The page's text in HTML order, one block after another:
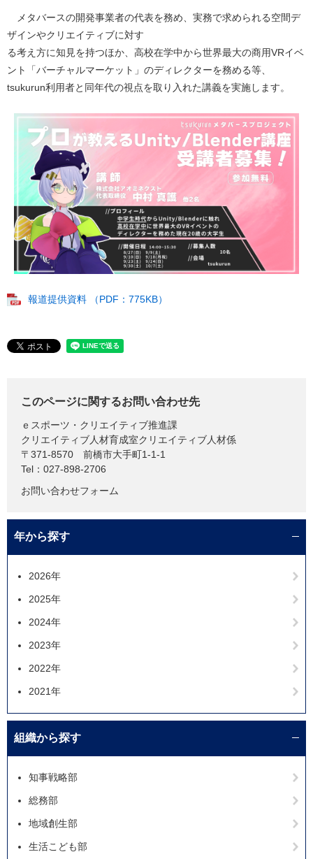
メタバースの開発事業者の代表を務め、実務で求められる空間デ
ザインやクリエイティブに対す
る考え方に知見を持つほか、高校在学中から世界最大の商用VRイベ
ント「バーチャルマーケット」のディレクターを務める等、
tsukurun利用者と同年代の視点を取り入れた講義を実施します。
報道提供資料 （PDF：775KB）
このページに関するお問い合わせ先
ｅスポーツ・クリエイティブ推進課
クリエイティブ人材育成室クリエイティブ人材係
〒371-8570
前橋市大手町1-1-1
Tel：027-898-2706
お問い合わせフォーム
年から探す
2026年
2025年
2024年
2023年
2022年
2021年
組織から探す
知事戦略部
総務部
地域創生部
生活こども部